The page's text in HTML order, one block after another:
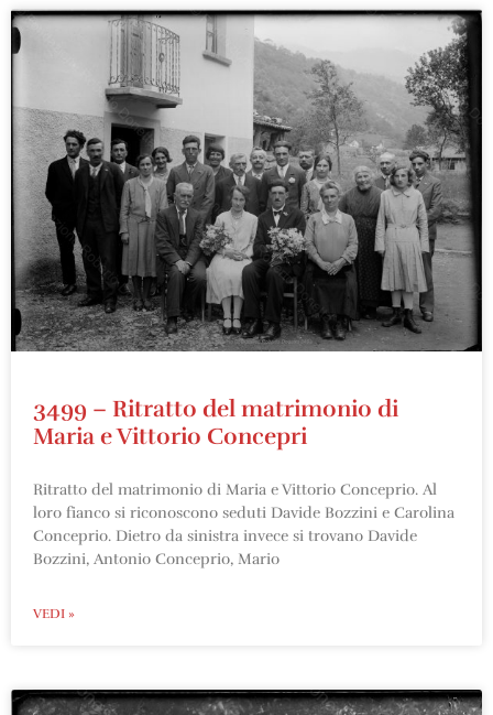
3499 – Ritratto del matrimonio di
Maria e Vittorio Concepri
Ritratto del matrimonio di Maria e Vittorio Conceprio. Al
loro fianco si riconoscono seduti Davide Bozzini e Carolina
Conceprio. Dietro da sinistra invece si trovano Davide
Bozzini, Antonio Conceprio, Mario
VEDI »